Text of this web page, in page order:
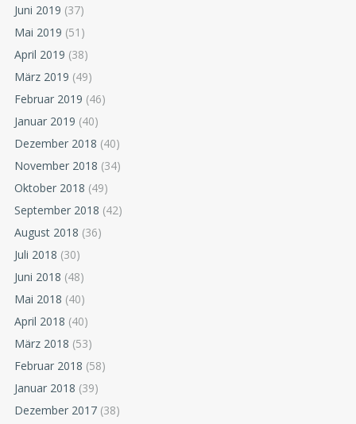
Juni 2019 (37)
Mai 2019 (51)
April 2019 (38)
März 2019 (49)
Februar 2019 (46)
Januar 2019 (40)
Dezember 2018 (40)
November 2018 (34)
Oktober 2018 (49)
September 2018 (42)
August 2018 (36)
Juli 2018 (30)
Juni 2018 (48)
Mai 2018 (40)
April 2018 (40)
März 2018 (53)
Februar 2018 (58)
Januar 2018 (39)
Dezember 2017 (38)